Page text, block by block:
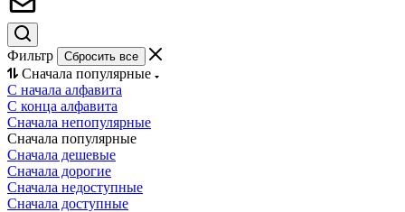
Фильтр Сбросить все
Сначала популярные
С начала алфавита
С конца алфавита
Сначала непопулярные
Сначала популярные
Сначала дешевые
Сначала дорогие
Сначала недоступные
Сначала доступные